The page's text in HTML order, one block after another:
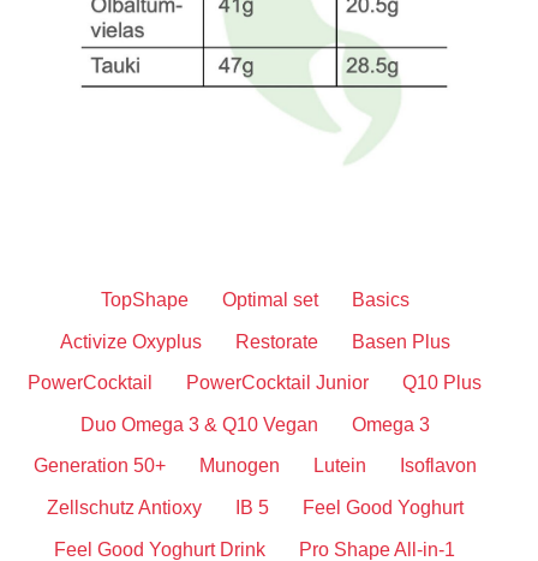
TopShape Optimal set Basics
Activize Oxyplus Restorate Basen Plus
PowerCocktail PowerCocktail Junior Q10 Plus
Duo Omega 3 & Q10 Vegan Omega 3
Generation 50+ Munogen Lutein Isoflavon
Zellschutz Antioxy IB 5 Feel Good Yoghurt
Feel Good Yoghurt Drink Pro Shape All-in-1